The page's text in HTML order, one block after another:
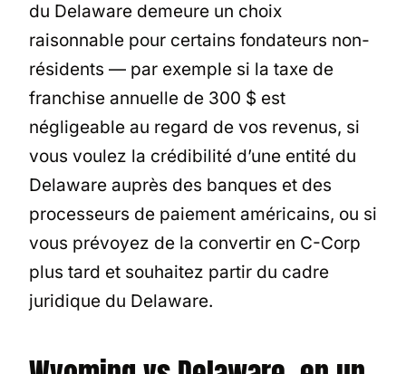
du Delaware demeure un choix
raisonnable pour certains fondateurs non-
résidents — par exemple si la taxe de
franchise annuelle de 300 $ est
négligeable au regard de vos revenus, si
vous voulez la crédibilité d’une entité du
Delaware auprès des banques et des
processeurs de paiement américains, ou si
vous prévoyez de la convertir en C-Corp
plus tard et souhaitez partir du cadre
juridique du Delaware.